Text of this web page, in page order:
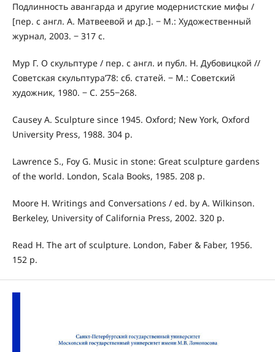
Подлинность авангарда и другие модернистские мифы /
[пер. с англ. А. Матвеевой и др.]. ‒ М.: Художественный
журнал, 2003. ‒ 317 с.
Мур Г. О скульптуре / пер. с англ. и публ. Н. Дубовицкой //
Советская скульптура’78: сб. статей. ‒ М.: Советский
художник, 1980. ‒ С. 255‒268.
Causey A. Sculpture since 1945. Oxford; New York, Oxford
University Press, 1988. 304 p.
Lawrence S., Foy G. Music in stone: Great sculpture gardens
of the world. London, Scala Books, 1985. 208 p.
Moore H. Writings and Conversations / ed. by A. Wilkinson.
Berkeley, University of California Press, 2002. 320 p.
Read H. The art of sculpture. London, Faber & Faber, 1956.
152 p.